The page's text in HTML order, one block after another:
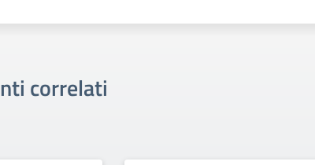
correlati